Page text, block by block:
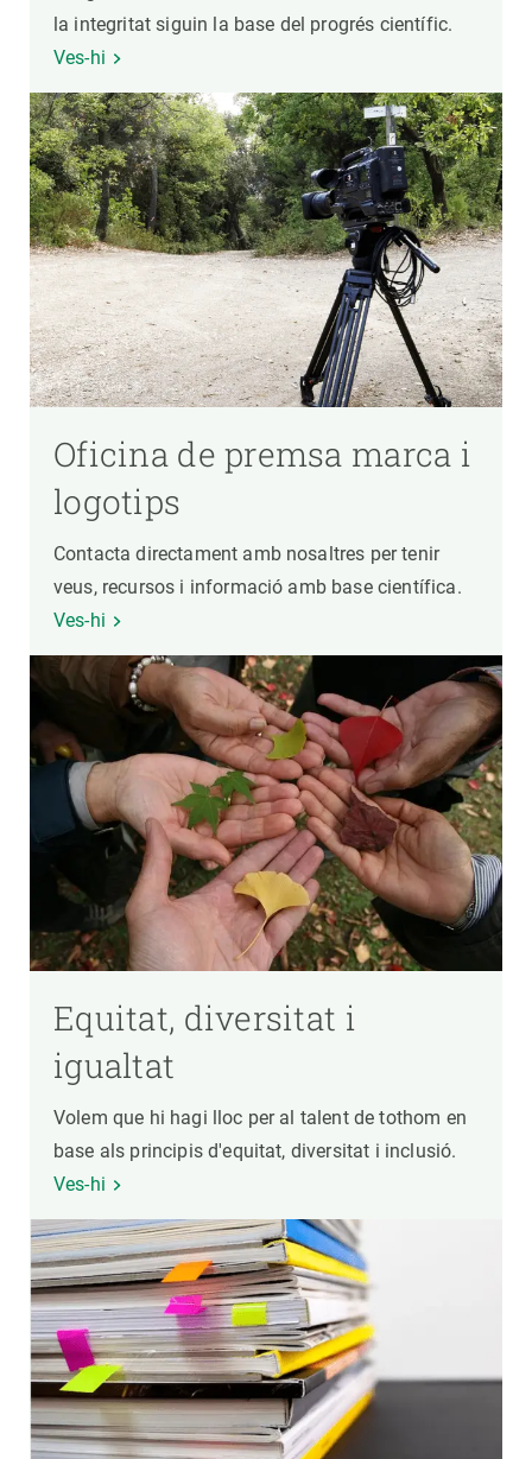
la integritat siguin la base del progrés científic.
Ves-hi
Oficina de premsa marca i
logotips
Contacta directament amb nosaltres per tenir
veus, recursos i informació amb base científica.
Ves-hi
Equitat, diversitat i
igualtat
Volem que hi hagi lloc per al talent de tothom en
base als principis d'equitat, diversitat i inclusió.
Ves-hi